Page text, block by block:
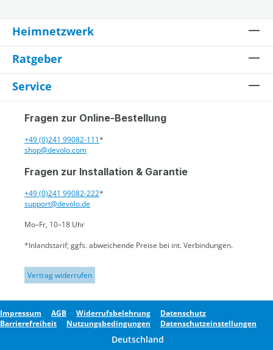
Heimnetzwerk
Ratgeber
Service
Fragen zur Online-Bestellung
+49 (0)241 99082-111*
shop@devolo.com
Fragen zur Installation & Garantie
+49 (0)241 99082-222*
support@devolo.de
Mo–Fr, 10–18 Uhr
*Inlandstarif; ggfs. abweichende Preise bei int. Verbindungen.
Vertrag widerrufen
Impressum AGB Widerrufsbelehrung
Datenschutz
Barrierefreiheit
Nutzungsbedingungen Datenschutzeinstellungen
Deutschland